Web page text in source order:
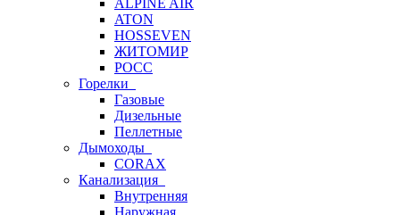
ALPINE AIR
ATON
HOSSEVEN
ЖИТОМИР
РОСС
Горелки
Газовые
Дизельные
Пеллетные
Дымоходы
CORAX
Канализация
Внутренняя
Наружная